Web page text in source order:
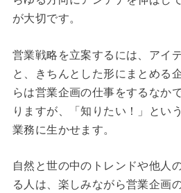
が大切です。
営業戦略を立案するには、アイ
と、きちんとした形にまとめる
らは営業企画の仕事をするなか
りますが、「知りたい！」とい
業務に生かせます。
自然と世の中のトレンドや他人
る人は、楽しみながら営業企画